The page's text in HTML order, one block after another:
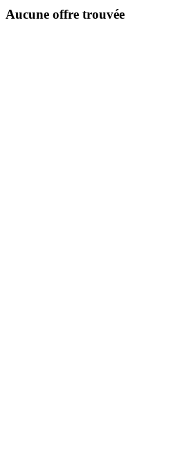
Aucune offre trouvée